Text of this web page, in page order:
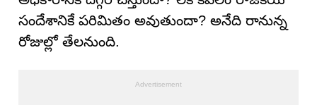
సందేశానికే పరిమితం అవుతుందా? అనేది రానున్న
రోజుల్లో తేలనుంది.